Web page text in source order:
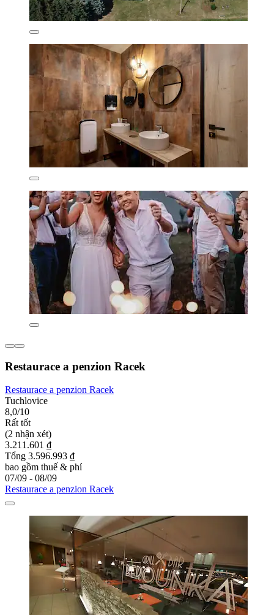
Restaurace a penzion Racek
Restaurace a penzion Racek
Tuchlovice
8,0/10
Rất tốt
(2 nhận xét)
3.211.601 ₫
Tổng 3.596.993 ₫
bao gồm thuế & phí
07/09 - 08/09
Restaurace a penzion Racek